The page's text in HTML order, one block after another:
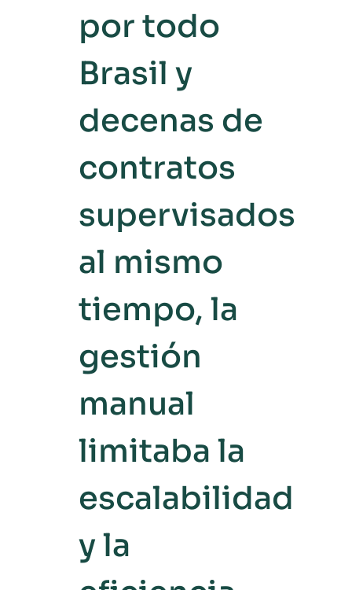
por todo
Brasil y
decenas de
contratos
supervisados
al mismo
tiempo, la
gestión
manual
limitaba la
escalabilidad
y la